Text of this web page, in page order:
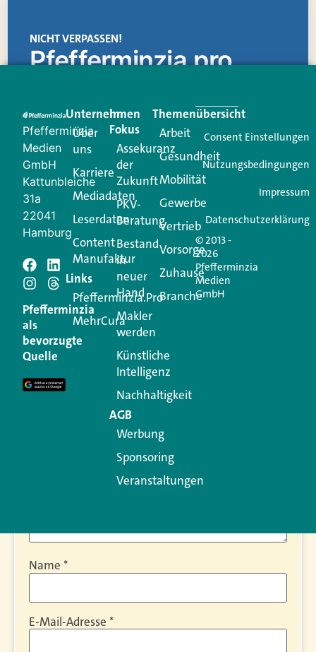
NICHT VERPASSEN!
Pfefferminzia.pro
Creator für Ihre Kundenkommunikation. Alles, was
Ihren Vertriebsalltag leichter macht. Mit nur einem
Login.
Jetzt anmelden
Schreiben Sie einen
Kommentar
Ihre E-Mail-Adresse wird nicht veröffentlicht.
Erforderliche Felder sind mit
Kommentar
Name *
E-Mail-Adresse *
Pfefferminzia
Medien
GmbH
Kattunbleiche
31a
22041
Hamburg
Pfefferminzia
als
bevorzugte
Quelle
Unternehmen
Über
uns
Karriere
Mediadaten
Leserdaten
Content
Manufaktur
Links
Pfefferminzia.Pro
MehrCura
Im
Fokus
Assekuranz
der
Zukunft
PKV-
Beratung
Bestand
in
neuer
Hand
Makler
werden
Künstliche
Intelligenz
Nachhaltigkeit
AGB
Werbung
Sponsoring
Veranstaltungen
Themenübersicht
Arbeit
Gesundheit
Mobilität
Gewerbe
Vertrieb
Vorsorge
Zuhause
Branche
© 2013 -
2026
Pfefferminzia
Medien
GmbH
Consent Einstellungen
Nutzungsbedingungen
Impressum
Datenschutzerklärung